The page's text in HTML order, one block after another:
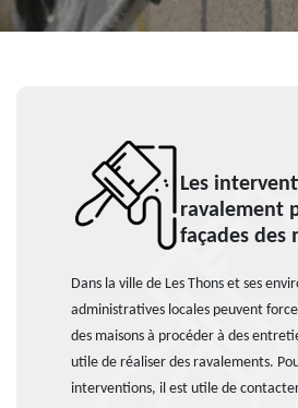
Les
ravalement
façades des
Dans la ville de Les Thons et ses
administratives locales peuvent
des maisons à procéder à des
utile de réaliser des ravalements.
interventions, il est utile de